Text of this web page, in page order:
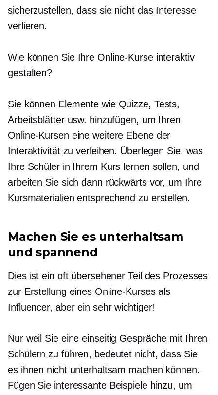
sicherzustellen, dass sie nicht das Interesse
verlieren.
Wie können Sie Ihre Online-Kurse interaktiv
gestalten?
Sie können Elemente wie Quizze, Tests,
Arbeitsblätter usw. hinzufügen, um Ihren
Online-Kursen eine weitere Ebene der
Interaktivität zu verleihen. Überlegen Sie, was
Ihre Schüler in Ihrem Kurs lernen sollen, und
arbeiten Sie sich dann rückwärts vor, um Ihre
Kursmaterialien entsprechend zu erstellen.
Machen Sie es unterhaltsam
und spannend
Dies ist ein oft übersehener Teil des Prozesses
zur Erstellung eines Online-Kurses als
Influencer, aber ein sehr wichtiger!
Nur weil Sie eineeinseitig Gespräche mit Ihren
Schülern zu führen, bedeutet nicht, dass Sie
es ihnen nicht unterhaltsam machen können.
Fügen Sie interessante Beispiele hinzu, um